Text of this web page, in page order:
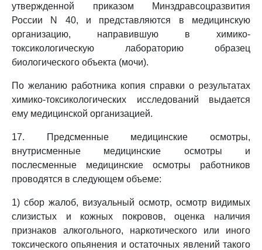
утвержденной приказом Минздравсоцразвития
России N 40, и представляются в медицинскую
организацию, направившую в химико-
токсикологическую лабораторию образец
биологического объекта (мочи).
По желанию работника копия справки о результатах
химико-токсикологических исследований выдается
ему медицинской организацией.
17. Предсменные медицинские осмотры,
внутрисменные медицинские осмотры и
послесменные медицинские осмотры работников
проводятся в следующем объеме:
1) сбор жалоб, визуальный осмотр, осмотр видимых
слизистых и кожных покровов, оценка наличия
признаков алкогольного, наркотического или иного
токсического опьянения и остаточных явлений такого